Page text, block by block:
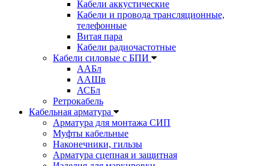
Кабели аккустические
Кабели и провода трансляционные,
телефонные
Витая пара
Кабели радиочастотные
Кабели силовые с БПИ
ААБл
ААШв
АСБл
Ретрокабель
Кабельная арматура
Арматура для монтажа СИП
Муфты кабельные
Наконечники, гильзы
Арматура сцепная и защитная